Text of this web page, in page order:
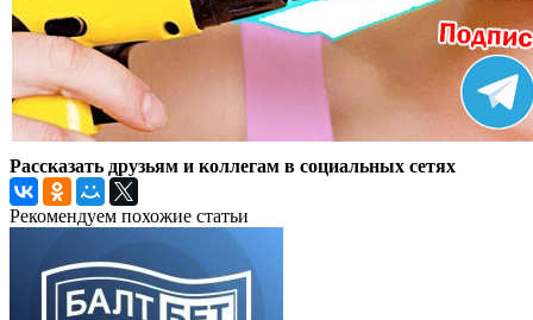
Рассказать друзьям и коллегам в социальных сетях
Рекомендуем похожие статьи